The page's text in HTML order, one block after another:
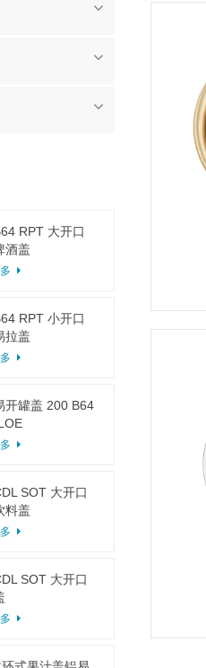
RPT 大开口
酒盖
RPT 小开口
拉盖
开罐盖 200 B64
SOT 大开口
料盖
SOT 大开口